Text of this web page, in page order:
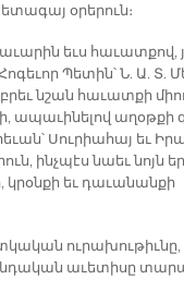
օ­րե­րուն։
եւս հա­ւատ­քով,
Պե­տին՝ Ն. Ա. Տ.
նշան հա­ւատ­քի
ա­պա­ւի­նե­լով ա­ղօթ­քի
Սու­րիա­հայ եւ
ինչ­պէս նաեւ նոյն
կրօն­քի եւ դա­ւա­նան­քի
ու­րա­խու­թիւ­նը,
ա­ւե­տի­սը